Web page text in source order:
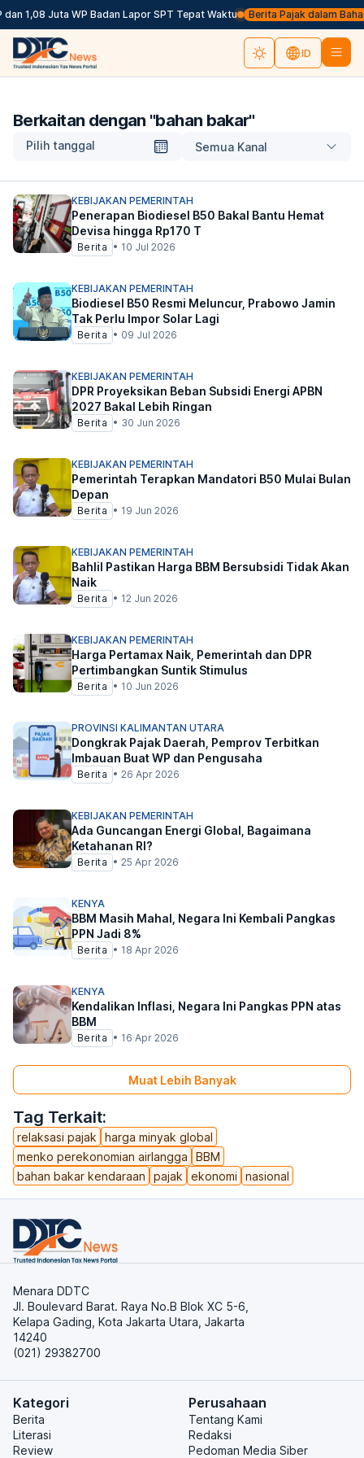
1,08 Juta WP Badan Lapor SPT Tepat Waktu Berita Pajak dalam
ID
Berkaitan dengan "bahan bakar"
Pilih tanggal Semua Kanal
Tag Terkait:
relaksasi pajak
harga minyak global
menko perekonomian airlangga
BBM
bahan bakar kendaraan
pajak ekonomi nasional
KEBIJAKAN PEMERINTAH
Penerapan Biodiesel B50 Bakal Bantu Hemat
Devisa hingga Rp170 T
Berita • 10 Jul 2026
KEBIJAKAN PEMERINTAH
Biodiesel B50 Resmi Meluncur, Prabowo Jamin
Tak Perlu Impor Solar Lagi
Berita • 09 Jul 2026
KEBIJAKAN PEMERINTAH
DPR Proyeksikan Beban Subsidi Energi APBN
2027 Bakal Lebih Ringan
Berita • 30 Jun 2026
KEBIJAKAN PEMERINTAH
Pemerintah Terapkan Mandatori B50 Mulai Bulan
Depan
Berita • 19 Jun 2026
KEBIJAKAN PEMERINTAH
Bahlil Pastikan Harga BBM Bersubsidi Tidak Akan
Naik
Berita • 12 Jun 2026
KEBIJAKAN PEMERINTAH
Harga Pertamax Naik, Pemerintah dan DPR
Pertimbangkan Suntik Stimulus
Berita • 10 Jun 2026
PROVINSI KALIMANTAN UTARA
Dongkrak Pajak Daerah, Pemprov Terbitkan
Imbauan Buat WP dan Pengusaha
Berita • 26 Apr 2026
KEBIJAKAN PEMERINTAH
Ada Guncangan Energi Global, Bagaimana
Ketahanan RI?
Berita • 25 Apr 2026
KENYA
BBM Masih Mahal, Negara Ini Kembali Pangkas
PPN Jadi 8%
Berita • 18 Apr 2026
KENYA
Kendalikan Inflasi, Negara Ini Pangkas PPN atas
BBM
Berita • 16 Apr 2026
Muat Lebih Banyak
Menara DDTC
Jl. Boulevard Barat. Raya No.B Blok XC 5-6,
Kelapa Gading, Kota Jakarta Utara, Jakarta
14240
(021) 29382700
Kategori
Berita
Literasi
Review
Perusahaan
Tentang Kami
Redaksi
Pedoman Media Siber